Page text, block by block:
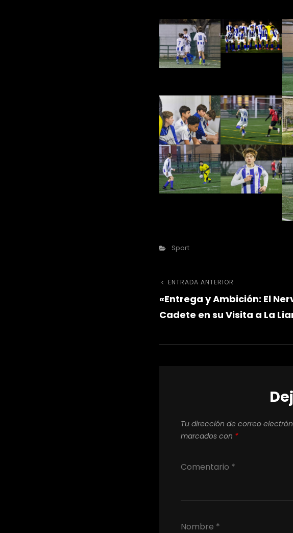
Categorías
Sport
Navegación
de
entradas
Entrada
anterior
ENTRADA ANTERIOR
«Entrega y Ambición: El
Cadete en su Visita a La
Tu dirección de correo
marcados con *